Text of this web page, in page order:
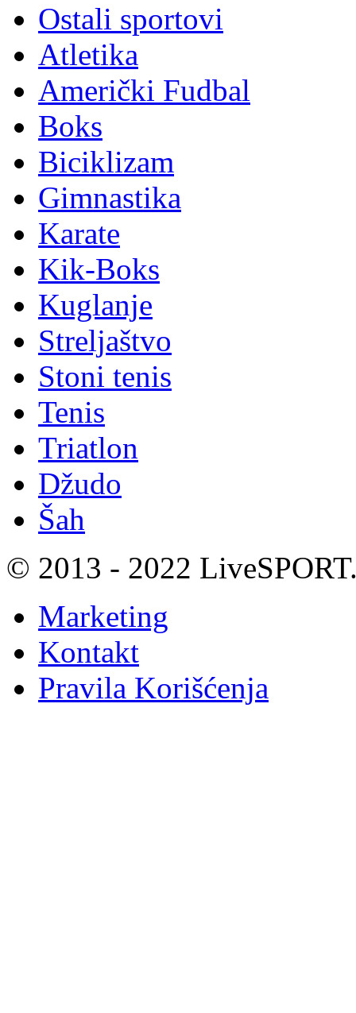
Ostali sportovi
Atletika
Američki Fudbal
Boks
Biciklizam
Gimnastika
Karate
Kik-Boks
Kuglanje
Streljaštvo
Stoni tenis
Tenis
Triatlon
Džudo
Šah
© 2013 - 2022
Marketing
Kontakt
Pravila Korišćenja